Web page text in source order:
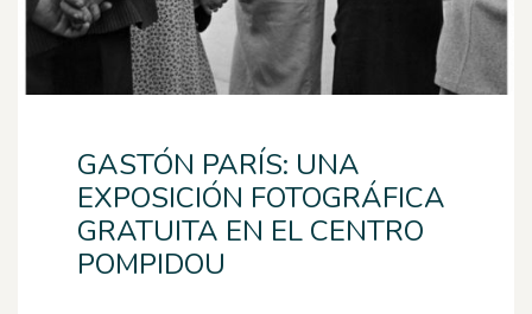
GASTÓN PARÍS: UNA
EXPOSICIÓN FOTOGRÁFICA
GRATUITA EN EL CENTRO
POMPIDOU